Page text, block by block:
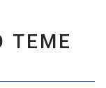
ТЕМЕ